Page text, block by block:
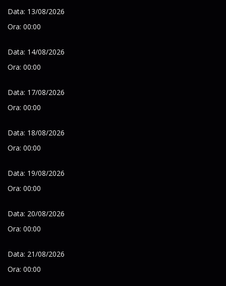
Data: 13/08/2026
Ora: 00:00
Data: 14/08/2026
Ora: 00:00
Data: 17/08/2026
Ora: 00:00
Data: 18/08/2026
Ora: 00:00
Data: 19/08/2026
Ora: 00:00
Data: 20/08/2026
Ora: 00:00
Data: 21/08/2026
Ora: 00:00